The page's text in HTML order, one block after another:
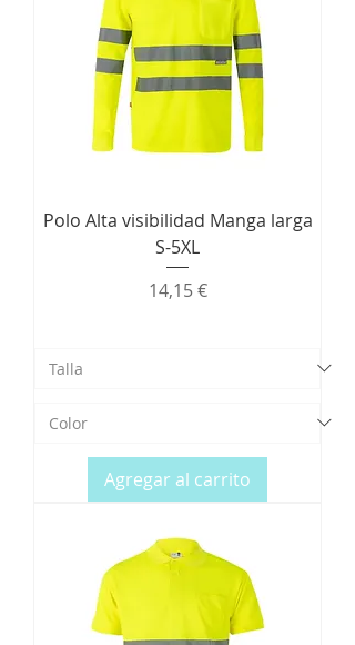
Polo Alta visibilidad Manga larga
S-5XL
Precio
14,15 €
Agregar al carrito